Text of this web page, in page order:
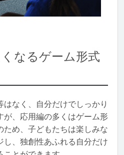
なるゲーム形式
なく、自分だけでしっかり
が、応用編の多くはゲーム形
ため、子どもたちは楽しみな
し、独創性あふれる自分だけ